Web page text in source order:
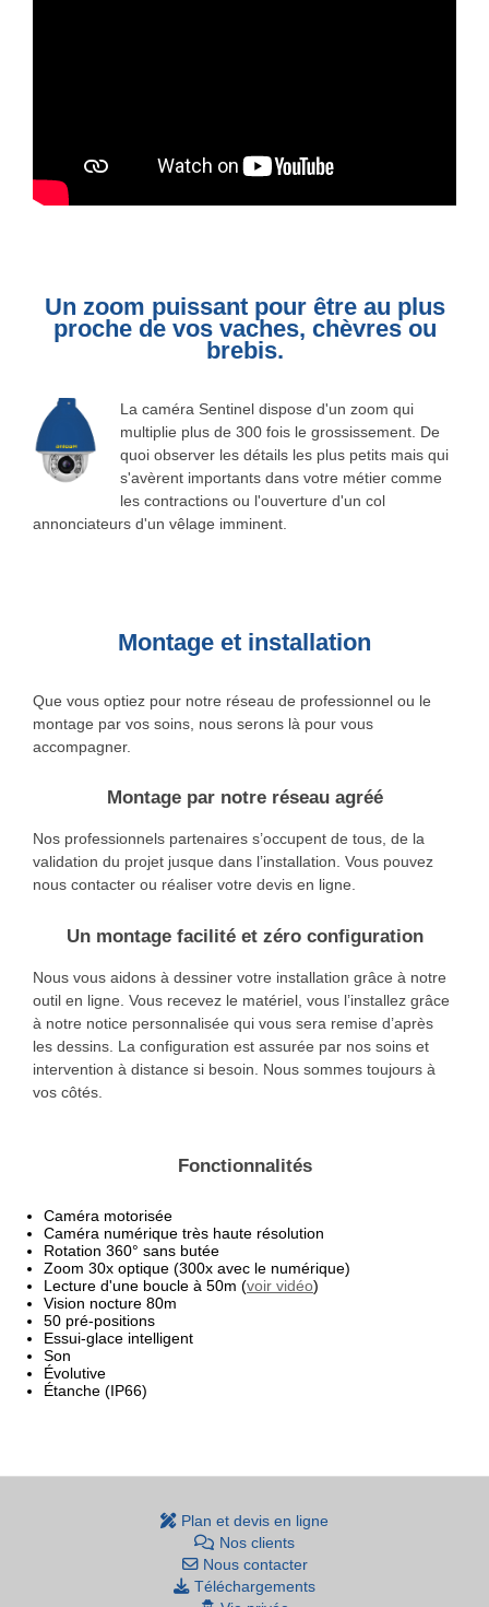
Un zoom puissant pour être au plus
proche de vos vaches, chèvres ou
brebis.
La caméra Sentinel dispose d'un zoom qui
multiplie plus de 300 fois le grossissement. De
quoi observer les détails les plus petits mais qui
s'avèrent importants dans votre métier comme
les contractions ou l'ouverture d'un col
annonciateurs d'un vêlage imminent.
Montage et installation
Que vous optiez pour notre réseau de professionnel ou le
montage par vos soins, nous serons là pour vous
accompagner.
Montage par notre réseau agréé
Nos professionnels partenaires s’occupent de tous, de la
validation du projet jusque dans l’installation. Vous pouvez
nous contacter ou réaliser votre devis en ligne.
Un montage facilité et zéro configuration
Nous vous aidons à dessiner votre installation grâce à notre
outil en ligne. Vous recevez le matériel, vous l’installez grâce
à notre notice personnalisée qui vous sera remise d’après
les dessins. La configuration est assurée par nos soins et
intervention à distance si besoin. Nous sommes toujours à
vos côtés.
Fonctionnalités
Caméra motorisée
Caméra numérique très haute résolution
Rotation 360° sans butée
Zoom 30x optique (300x avec le numérique)
Lecture d'une boucle à 50m (voir vidéo)
Vision nocture 80m
50 pré-positions
Essui-glace intelligent
Son
Évolutive
Étanche (IP66)
Plan et devis en ligne
Nos clients
Nous contacter
Téléchargements